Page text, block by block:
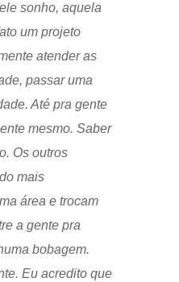
sonho, aquela
um projeto
atender as
passar uma
Até pra gente
mesmo. Saber
Os outros
mais
área e trocam
a gente pra
bobagem.
Eu acredito que